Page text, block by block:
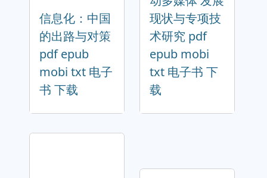
信息化：中国
的出路与对策
pdf epub
mobi txt 电子
书 下载
现状与专项技
术研究 pdf
epub mobi
txt 电子书 下
载